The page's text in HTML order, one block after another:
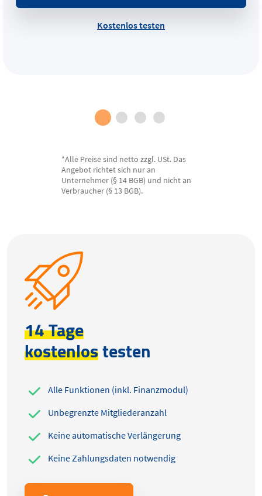
Kostenlos testen
*Alle Preise sind netto zzgl. USt. Das
Angebot richtet sich nur an
Unternehmer (§ 14 BGB) und nicht an
Verbraucher (§ 13 BGB).
14 Tage
kostenlostesten
Alle Funktionen (inkl. Finanzmodul)
Unbegrenzte Mitgliederanzahl
Keine automatische Verlängerung
Keine Zahlungsdaten notwendig